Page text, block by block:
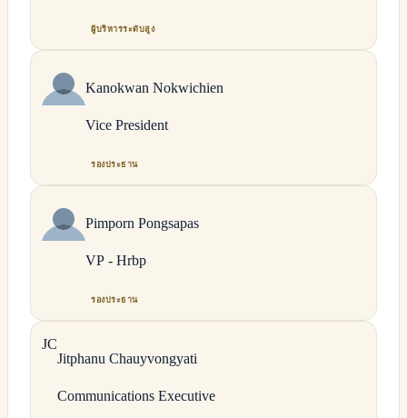
ผู้บริหารระดับสูง
Kanokwan Nokwichien
Vice President
รองประธาน
Pimporn Pongsapas
VP - Hrbp
รองประธาน
JC
Jitphanu Chauyvongyati
Communications Executive